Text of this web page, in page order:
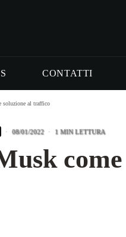
CONTATTI
soluzione al traffico
· 08/01/2022 · 1 MIN LETTURA